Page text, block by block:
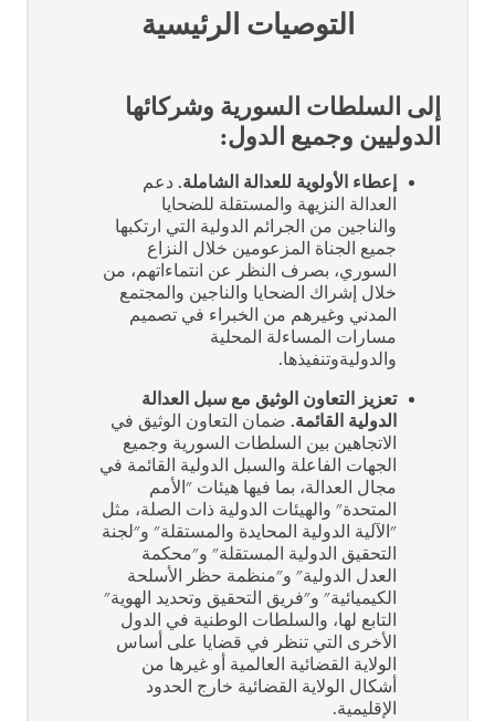
التوصيات الرئيسية
إلى السلطات السورية وشركائها
الدوليين وجميع الدول:
إعطاء الأولوية للعدالة الشاملة. دعم
العدالة النزيهة والمستقلة للضحايا
والناجين من الجرائم الدولية التي ارتكبها
جميع الجناة المزعومين خلال النزاع
السوري، بصرف النظر عن انتماءاتهم، من
خلال إشراك الضحايا والناجين والمجتمع
المدني وغيرهم من الخبراء في تصميم
مسارات المساءلة المحلية
والدوليةوتنفيذها.
تعزيز التعاون الوثيق مع سبل العدالة
الدولية القائمة. ضمان التعاون الوثيق في
الاتجاهين بين السلطات السورية وجميع
الجهات الفاعلة والسبل الدولية القائمة في
مجال العدالة، بما فيها هيئات "الأمم
المتحدة" والهيئات الدولية ذات الصلة، مثل
"الآلية الدولية المحايدة والمستقلة" و"لجنة
التحقيق الدولية المستقلة" و"محكمة
العدل الدولية" و"منظمة حظر الأسلحة
الكيميائية" و"فريق التحقيق وتحديد الهوية"
التابع لها، والسلطات الوطنية في الدول
الأخرى التي تنظر في قضايا على أساس
الولاية القضائية العالمية أو غيرها من
أشكال الولاية القضائية خارج الحدود
الإقليمية.